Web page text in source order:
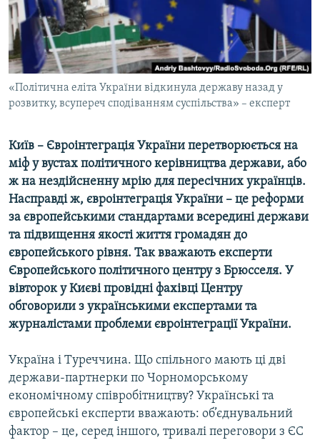
СПЕЦПРОЄКТИ
ПОДКАСТИ
РУС
КТАТ
ДОЛУЧАЙСЯ!
Усі сайти RFE/RL
«Політична еліта України відкинула державу назад у
розвитку, всупереч сподіванням суспільства» – експерт
Київ – Євроінтеграція України перетворюється на
міф у вустах політичного керівництва держави, або
ж на нездійсненну мрію для пересічних українців.
Насправді ж, євроінтеграція України – це реформи
за європейськими стандартами всередині держави
та підвищення якості життя громадян до
європейського рівня. Так вважають експерти
Європейського політичного центру з Брюсселя. У
вівторок у Києві провідні фахівці Центру
обговорили з українськими експертами та
журналістами проблеми євроінтеграції України.
Україна і Туреччина. Що спільного мають ці дві
держави-партнерки по Чорноморському
економічному співробітництву? Українські та
європейські експерти вважають: об’єднувальний
фактор – це, серед іншого, тривалі переговори з ЄС